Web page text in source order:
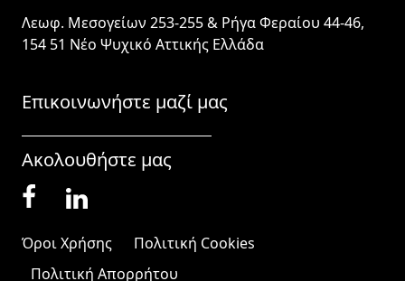
Λεωφ. Μεσογείων 253-255 & Ρήγα Φεραίου 44-46,
154 51 Νέο Ψυχικό Αττικής Ελλάδα
Επικοινωνήστε μαζί μας
Ακολουθήστε μας
Όροι Χρήσης
Πολιτική Cookies
Πολιτική Απορρήτου